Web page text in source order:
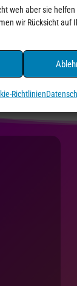
weh aber sie
wir Rücksicht auf
Richtlinien